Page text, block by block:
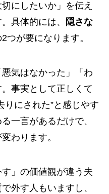
にしたいか」を伝え
具体的には、 隠さな
つが要になります。
気はなかった」「わ
事実として正しくて
りにされた”と感じやす
一言があるだけで、
わります。
」の価値観が違う夫
外す人もいますし、